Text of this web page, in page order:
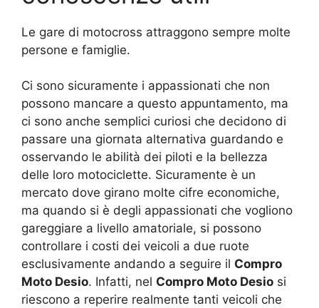
Le gare di motocross attraggono sempre molte
persone e famiglie.
Ci sono sicuramente i appassionati che non
possono mancare a questo appuntamento, ma
ci sono anche semplici curiosi che decidono di
passare una giornata alternativa guardando e
osservando le abilità dei piloti e la bellezza
delle loro motociclette. Sicuramente è un
mercato dove girano molte cifre economiche,
ma quando si è degli appassionati che vogliono
gareggiare a livello amatoriale, si possono
controllare i costi dei veicoli a due ruote
esclusivamente andando a seguire il Compro
Moto Desio. Infatti, nel Compro Moto Desio si
riescono a reperire realmente tanti veicoli che